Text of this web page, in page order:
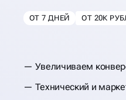
САЙТА
ОТ 7 ДНЕЙ ОТ 20К
Увеличиваем
Технический и